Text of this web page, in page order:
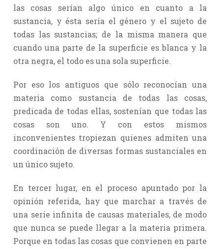
las cosas serían algo único en cuanto a la
sustancia, y ésta sería el género y el sujeto de
todas las sustancias; de la misma manera que
cuando una parte de la superficie es blanca y la
otra negra, el todo es una sola superficie.
Por eso los antiguos que sólo reconocían una
materia como sustancia de todas las cosas,
predicada de todas ellas, sostenían que todas las
cosas son uno. Y con estos mismos
inconvenientes tropiezan quienes admiten una
coordinación de diversas formas sustanciales en
un único sujeto.
En tercer lugar, en el proceso apuntado por la
opinión referida, hay que marchar a través de
una serie infinita de causas materiales, de modo
que nunca se puede llegar a la materia primera.
Porque en todas las cosas que convienen en parte